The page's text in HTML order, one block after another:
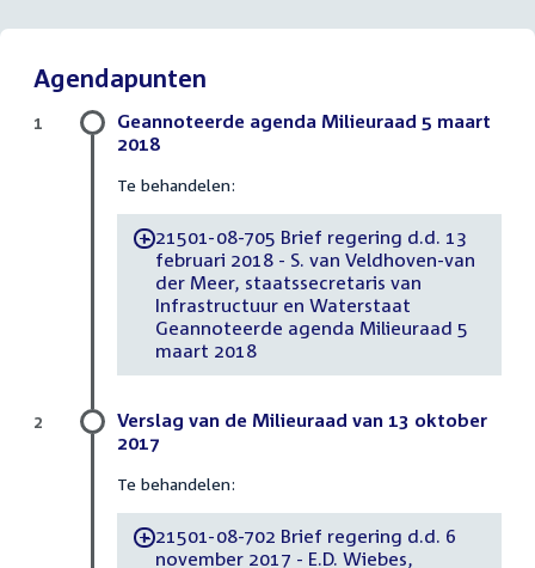
Agendapunten
Geannoteerde agenda Milieuraad 5 maart
2018
Te behandelen:
-21501-08-705 Brief regering d.d. 13
februari 2018 - S. van Veldhoven-van
der Meer, staatssecretaris van
Infrastructuur en Waterstaat
Geannoteerde agenda Milieuraad 5
maart 2018
1
Verslag van de Milieuraad van 13 oktober
2017
Te behandelen:
-21501-08-702 Brief regering d.d. 6
november 2017 - E.D. Wiebes,
2